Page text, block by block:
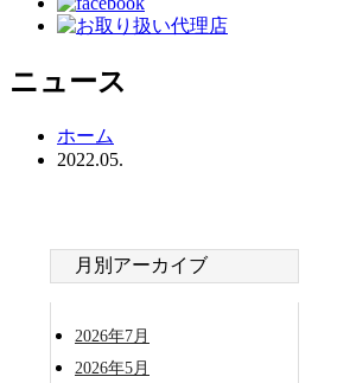
ニュース
ホーム
2022.05.
月別アーカイブ
2026年7月
2026年5月